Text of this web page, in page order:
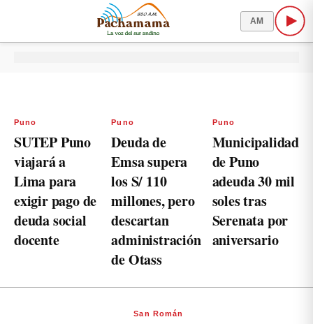
AM
Puno
SUTEP Puno
viajará a
Lima para
exigir pago de
deuda social
docente
Puno
Deuda de
Emsa supera
los S/ 110
millones, pero
descartan
administración
de Otass
Puno
Municipalidad
de Puno
adeuda 30 mil
soles tras
Serenata por
aniversario
San Román